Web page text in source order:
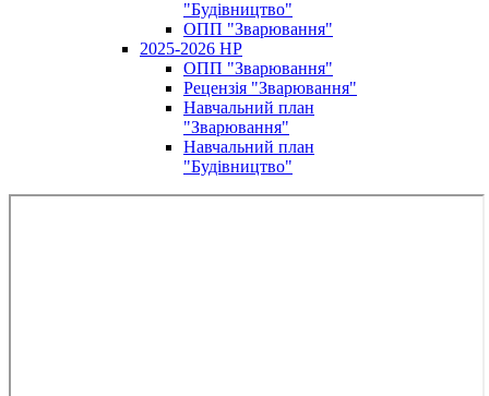
"Будівництво"
ОПП "Зварювання"
2025-2026 НР
ОПП "Зварювання"
Рецензія "Зварювання"
Навчальний план
"Зварювання"
Навчальний план
"Будівництво"